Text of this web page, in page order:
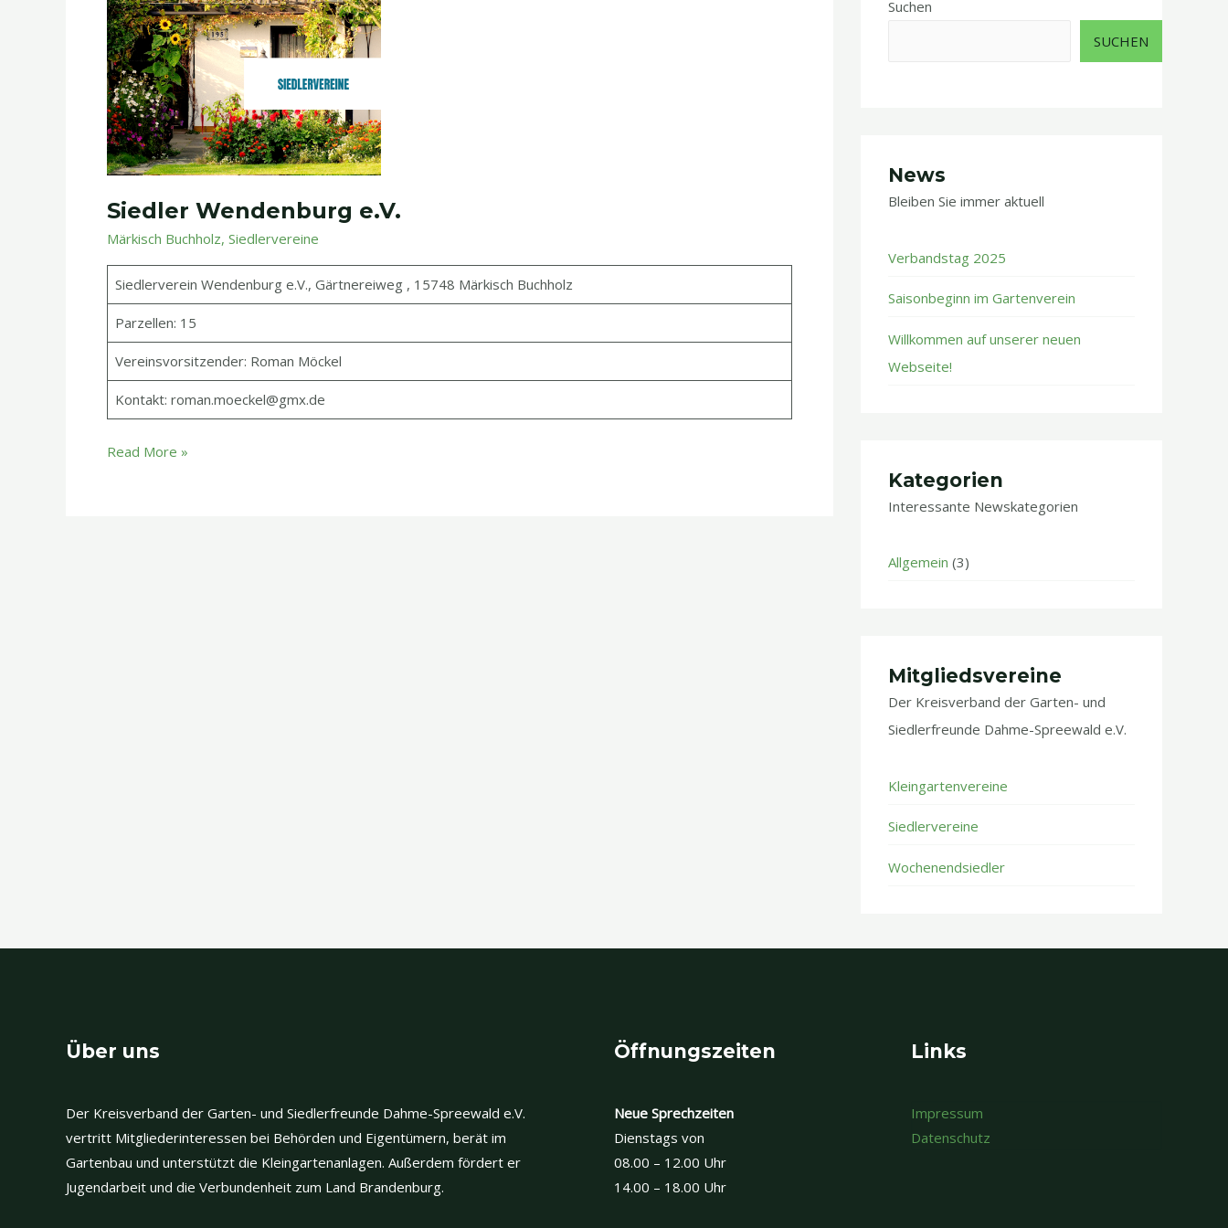
Siedler Wendenburg e.V.
Märkisch Buchholz, Siedlervereine
Siedlerverein Wendenburg e.V., Gärtnereiweg , 15748 Märkisch Buchholz
Parzellen: 15
Vereinsvorsitzender: Roman Möckel
Kontakt: roman.moeckel@gmx.de
Siedler
Wendenburg
e.V.
Read More »
Suchen
SUCHEN
News
Bleiben Sie immer aktuell ​
Verbandstag 2025
Saisonbeginn im Gartenverein
Willkommen auf unserer neuen
Webseite!
Kategorien
Interessante Newskategorien
Allgemein (3)
Mitgliedsvereine
Der Kreisverband der Garten- und
Siedlerfreunde Dahme-Spreewald e.V.
Kleingartenvereine
Siedlervereine
Wochenendsiedler
Über uns
Der Kreisverband der Garten- und Siedlerfreunde Dahme-Spreewald e.V.
vertritt Mitgliederinteressen bei Behörden und Eigentümern, berät im
Gartenbau und unterstützt die Kleingartenanlagen. Außerdem fördert er
Jugendarbeit und die Verbundenheit zum Land Brandenburg.
Öffnungszeiten
Neue Sprechzeiten
Dienstags von
08.00 – 12.00 Uhr
14.00 – 18.00 Uhr
Links
Impressum
Datenschutz